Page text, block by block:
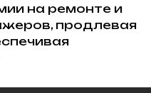
на ремонте и
продлевая